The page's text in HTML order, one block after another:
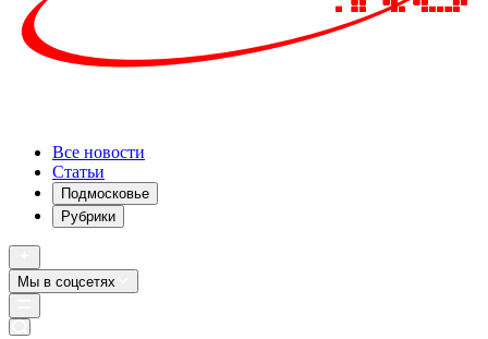
Все новости
Статьи
Подмосковье
Рубрики
Мы в соцсетях